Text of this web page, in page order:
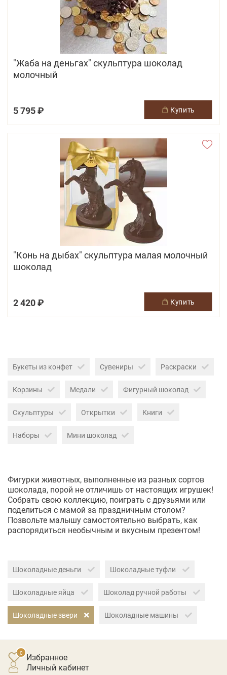
"Жаба на деньгах" скульптура шоколад
молочный
5 795 ₽ купить
"Конь на дыбах" скульптура малая молочный
шоколад
2 420 ₽ купить
Букеты из конфет Сувениры Раскраски
Корзины Медали Фигурный шоколад
Скульптуры Открытки Книги
Наборы Мини шоколад
Фигурки животных, выполненные из разных сортов
шоколада, порой не отличишь от настоящих игрушек!
Собрать свою коллекцию, поиграть с друзьями или
поделиться с мамой за праздничным столом?
Позвольте малышу самостоятельно выбрать, как
распорядиться необычным и вкусным презентом!
Шоколадные деньги Шоколадные туфли
Шоколадные яйца Шоколад ручной работы
Шоколадные звери Шоколадные машины
Избранное
личный кабинет